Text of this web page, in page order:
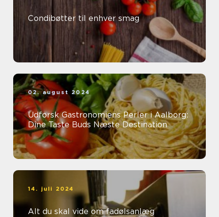
Condibøtter til enhver smag
02. august 2024
Udforsk Gastronomiens Perler i Aalborg:
Dine Taste Buds Næste Destination
14. juli 2024
Alt du skal vide om fadølsanlæg